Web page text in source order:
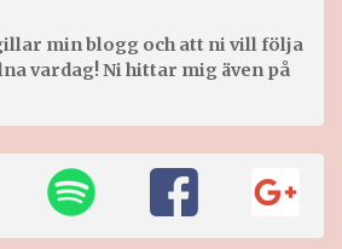
min blogg och att ni vill följa
vardag! Ni hittar mig även på